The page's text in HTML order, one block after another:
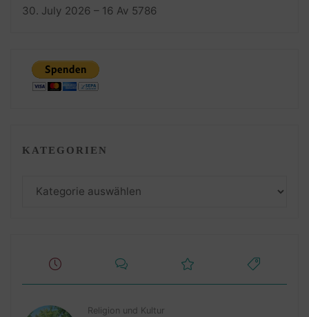
30. July 2026 – 16 Av 5786
KATEGORIEN
Religion und Kultur